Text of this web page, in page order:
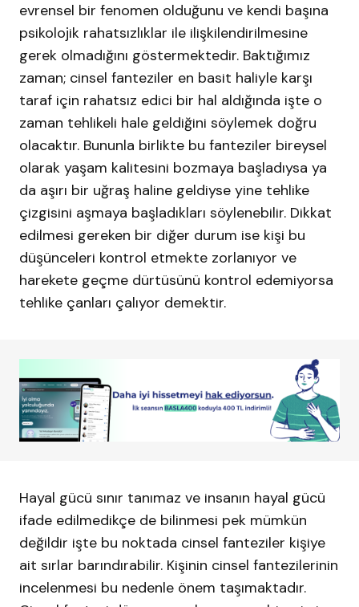
evrensel bir fenomen olduğunu ve kendi başına
psikolojik rahatsızlıklar ile ilişkilendirilmesine
gerek olmadığını göstermektedir. Baktığımız
zaman; cinsel fanteziler en basit haliyle karşı
taraf için rahatsız edici bir hal aldığında işte o
zaman tehlikeli hale geldiğini söylemek doğru
olacaktır. Bununla birlikte bu fanteziler bireysel
olarak yaşam kalitesini bozmaya başladıysa ya
da aşırı bir uğraş haline geldiyse yine tehlike
çizgisini aşmaya başladıkları söylenebilir. Dikkat
edilmesi gereken bir diğer durum ise kişi bu
düşünceleri kontrol etmekte zorlanıyor ve
harekete geçme dürtüsünü kontrol edemiyorsa
tehlike çanları çalıyor demektir.
Hayal gücü sınır tanımaz ve insanın hayal gücü
ifade edilmedikçe de bilinmesi pek mümkün
değildir işte bu noktada cinsel fanteziler kişiye
ait sırlar barındırabilir. Kişinin cinsel fantezilerinin
incelenmesi bu nedenle önem taşımaktadır.